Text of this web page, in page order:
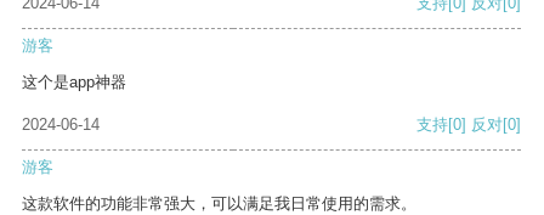
游客
这个是app神器
2024-06-14 支持[0] 反对[0]
游客
这款软件的功能非常强大，可以满足我日常使用的需求。